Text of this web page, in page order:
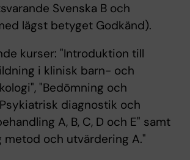
Svenska B och
lägst betyget Godkänd).
kurser: "Introduktion till
i klinisk barn- och
"Bedömning och
diagnostik och
A, B, C, D och E" samt
metod och utvärdering A."